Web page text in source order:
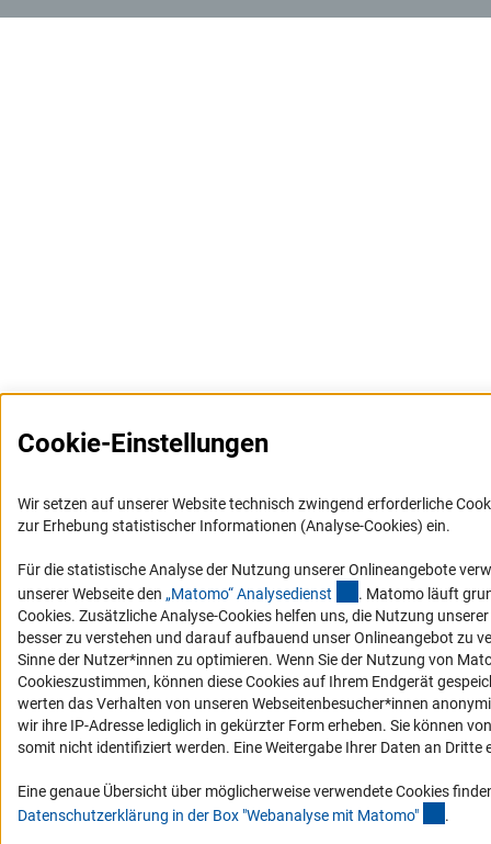
Cookie-Einstellungen
Wir setzen auf unserer Website technisch zwingend erforderliche
zur Erhebung statistischer Informationen (Analyse-Cookies) ein.
Für die statistische Analyse der Nutzung unserer Onlineangebote
unserer Webseite den „Matomo“ Analysedienst (externer Link)
. Matomo läuft
Cookies. Zusätzliche Analyse-Cookies helfen uns, die Nutzung
besser zu verstehen und darauf aufbauend unser Onlineangebot zu
Sinne der Nutzer*innen zu optimieren. Wenn Sie der Nutzung von
Cookieszustimmen, können diese Cookies auf Ihrem Endgerät
werten das Verhalten von unseren Webseitenbesucher*innen
wir ihre IP-Adresse lediglich in gekürzter Form erheben. Sie können
somit nicht identifiziert werden. Eine Weitergabe Ihrer Daten an Dritte
Eine genaue Übersicht über möglicherweise verwendete Cookies
Datenschutzerklärung in der Box "Webanalyse mit Matomo" .